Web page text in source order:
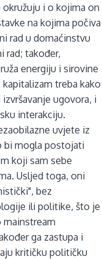
i o kojima on
na kojima počiva
rad u domaćinstvu
rad; također,
energiju i sirovine
treba kako
ugovora, i
interakciju.
uvjete iz
bi mogla postojati
koji sam sebe
Usljed toga, oni
bez
ili politike, što je
mainstream
ga zastupa i
kritičku političku